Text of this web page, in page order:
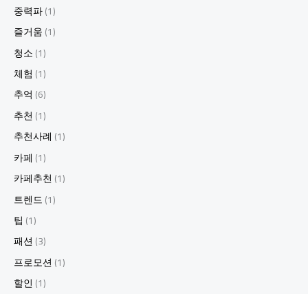
중력파(1)
즐거움(1)
청소(1)
체험 (1)
추억 (6)
추천(1)
추천사례 (1)
카페 (1)
카페추천(1)
트렌드(1)
팁 (1)
패션(3)
프로모션(1)
할인(1)